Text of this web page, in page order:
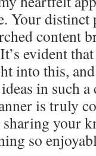
Your distinct
content
evident
into this,
in such a
is truly
your
so